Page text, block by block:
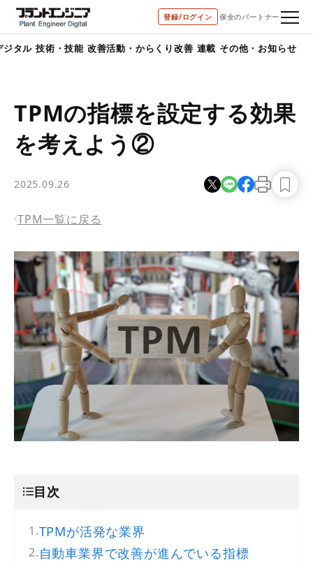
登録/ログイン 保全のパートナー
ジタル 技術・技能 改善活動・からくり改善 連載 その他・お知らせ
bool(true)
TPMの指標を設定する効果
を考えよう②
2025.09.26
TPM一覧に戻る
目次
TPMが活発な業界
自動車業界で改善が進んでいる指標